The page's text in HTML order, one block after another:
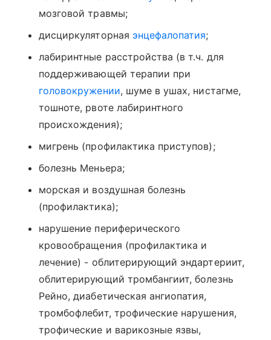
мозговой травмы;
дисциркуляторная энцефалопатия;
лабиринтные расстройства (в т.ч. для
поддерживающей терапии при
головокружении, шуме в ушах, нистагме,
тошноте, рвоте лабиринтного
происхождения);
мигрень (профилактика приступов);
болезнь Меньера;
морская и воздушная болезнь
(профилактика);
нарушение периферического
кровообращения (профилактика и
лечение) - облитерирующий эндартериит,
облитерирующий тромбангиит, болезнь
Рейно, диабетическая ангиопатия,
тромбофлебит, трофические нарушения,
трофические и варикозные язвы,